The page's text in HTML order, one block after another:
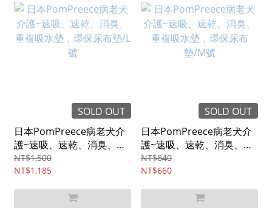
SOLD OUT
日本PomPreece病老犬介
護~速吸、速乾、消臭、重
複吸水墊，環保尿布墊/L號
NT$1,500
NT$1,185
SOLD OUT
日本PomPreece病老犬介
護~速吸、速乾、消臭、重
複吸水墊，環保尿布墊/M
號
NT$840
NT$660